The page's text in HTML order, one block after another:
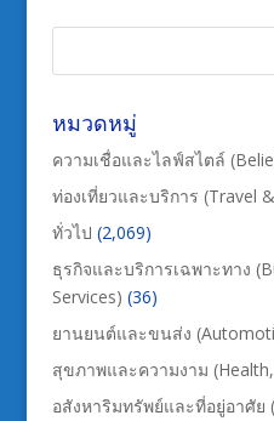
หมวดหมู่
ความเชื่อและไลฟ์สไตล์
ท่องเที่ยวและบริการ (Travel
ทั่วไป (2,069)
ธุรกิจและบริการเฉพาะทาง
Services) (36)
ยานยนต์และขนส่ง
สุขภาพและความงาม
อสังหาริมทรัพย์และที่อยู่อาศัย